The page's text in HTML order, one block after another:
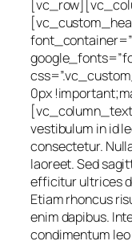
0px
vestibulum in id
consectetur.
laoreet. Sed
efficitur ultrices
Etiam rhoncus
enim dapibus.
condimentum